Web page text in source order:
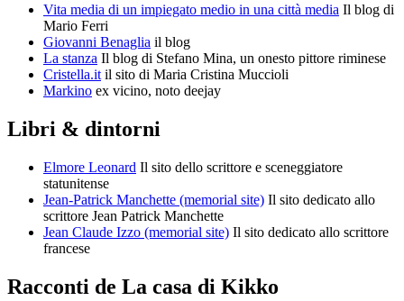
Vita media di un impiegato medio in una città media Il blog di
Mario Ferri
Giovanni Benaglia il blog
La stanza Il blog di Stefano Mina, un onesto pittore riminese
Cristella.it il sito di Maria Cristina Muccioli
Markino ex vicino, noto deejay
Libri & dintorni
Elmore Leonard Il sito dello scrittore e sceneggiatore
statunitense
Jean-Patrick Manchette (memorial site) Il sito dedicato allo
scrittore Jean Patrick Manchette
Jean Claude Izzo (memorial site) Il sito dedicato allo scrittore
francese
Racconti de La casa di Kikko